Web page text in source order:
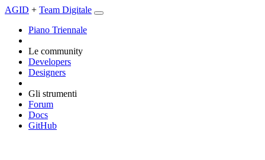
AGID + Team Digitale
Piano Triennale
Le community
Developers
Designers
Gli strumenti
Forum
Docs
GitHub